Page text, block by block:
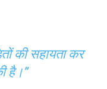
की सहायता कर
है।”